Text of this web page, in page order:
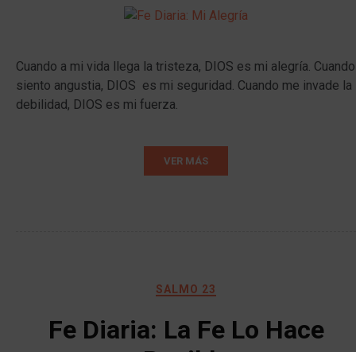
Cuando a mi vida llega la tristeza, DIOS es mi alegría. Cuando
siento angustia, DIOS es mi seguridad. Cuando me invade la
debilidad, DIOS es mi fuerza.
VER MÁS
SALMO 23
Fe Diaria: La Fe Lo Hace